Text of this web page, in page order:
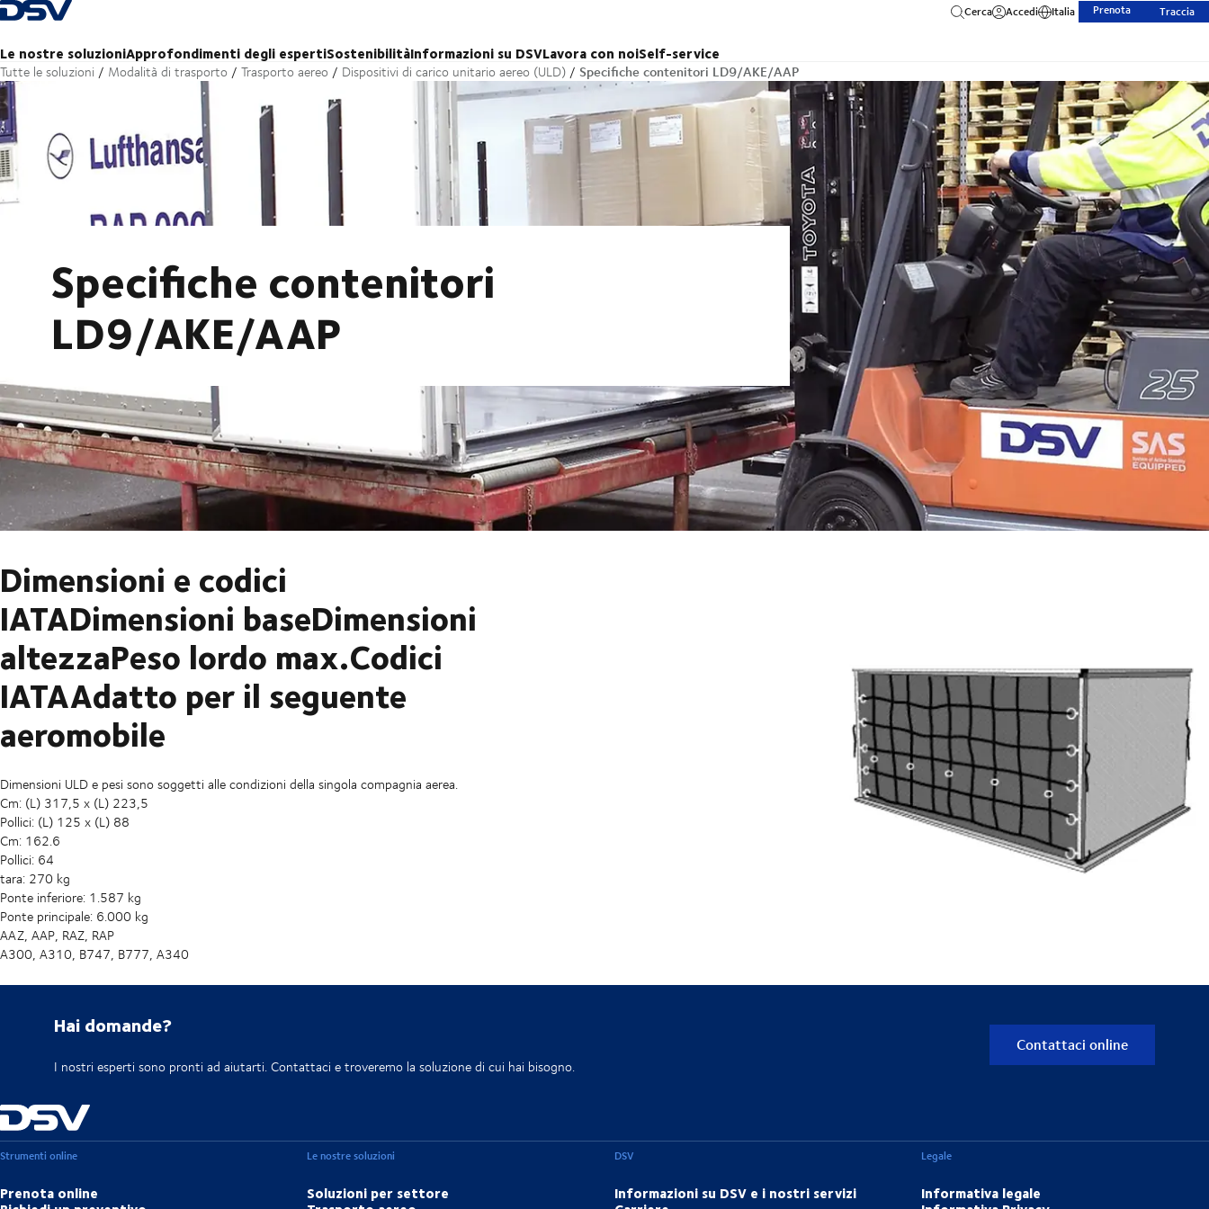
Torna alla pagina iniziale
Le nostre soluzioniApprofondimenti degli espertiSostenibilitàInformazioni su DSVLavora con noiSelf-service
Cerca Accedi Italia Prenota Traccia
Tutte le soluzioni Modalità di trasporto Trasporto aereo Dispositivi di carico unitario aereo (ULD) Specifiche contenitori LD9/AKE/AAP
Specifiche contenitori
LD9/AKE/AAP
Dimensioni e codici
IATADimensioni baseDimensioni
altezzaPeso lordo max.Codici
IATAAdatto per il seguente
aeromobile
Dimensioni ULD e pesi sono soggetti alle condizioni della singola compagnia aerea.
Cm: (L) 317,5 x (L) 223,5
Pollici: (L) 125 x (L) 88
Cm: 162.6
Pollici: 64
tara: 270 kg
Ponte inferiore: 1.587 kg
Ponte principale: 6.000 kg
AAZ, AAP, RAZ, RAP
A300, A310, B747, B777, A340
Hai domande?
I nostri esperti sono pronti ad aiutarti. Contattaci e troveremo la soluzione di cui hai bisogno.
Contattaci online
Strumenti online
Prenota online
Le nostre soluzioni
Soluzioni per settore
DSV
Informazioni su DSV e i nostri servizi
Legale
Informativa legale